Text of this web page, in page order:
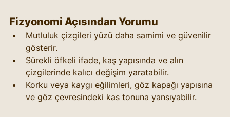
Fizyonomi Açısından Yorumu
Mutluluk çizgileri yüzü daha samimi ve güvenilir
gösterir.
Sürekli öfkeli ifade, kaş yapısında ve alın
çizgilerinde kalıcı değişim yaratabilir.
Korku veya kaygı eğilimleri, göz kapağı yapısına
ve göz çevresindeki kas tonuna yansıyabilir.